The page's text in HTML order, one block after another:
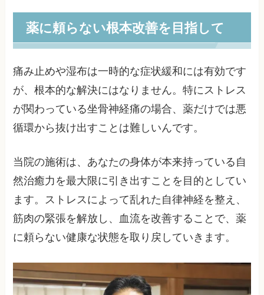
薬に頼らない根本改善を目指して
痛み止めや湿布は一時的な症状緩和には有効です
が、根本的な解決にはなりません。特にストレス
が関わっている坐骨神経痛の場合、薬だけでは悪
循環から抜け出すことは難しいんです。
当院の施術は、あなたの身体が本来持っている自
然治癒力を最大限に引き出すことを目的としてい
ます。ストレスによって乱れた自律神経を整え、
筋肉の緊張を解放し、血流を改善することで、薬
に頼らない健康な状態を取り戻していきます。